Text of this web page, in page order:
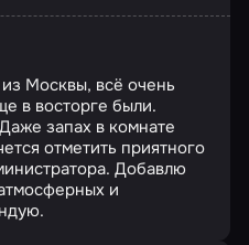
Москвы, всё очень
в восторге были.
запах в комнате
отметить приятного
Добавлю
и